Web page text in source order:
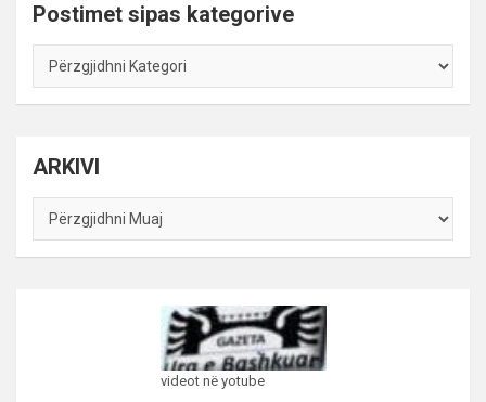
Postimet sipas kategorive
Postimet
sipas
kategorive
ARKIVI
ARKIVI
videot në yotube